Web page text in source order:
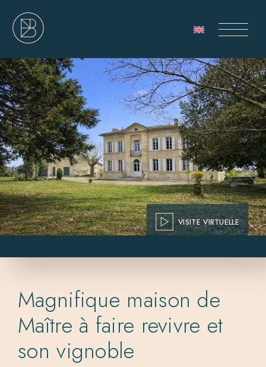
VISITE VIRTUELLE
Magnifique maison de
Maître à faire revivre et
son vignoble